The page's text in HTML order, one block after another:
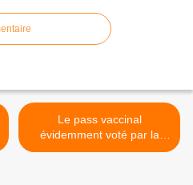
Le pass vaccinal
évidemment voté par la
majorité des députés >